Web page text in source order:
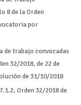
8 de la Orden
por
de trabajo convocadas
32/2018, de 22 de
de 31/10/2018
Orden 32/2018 de